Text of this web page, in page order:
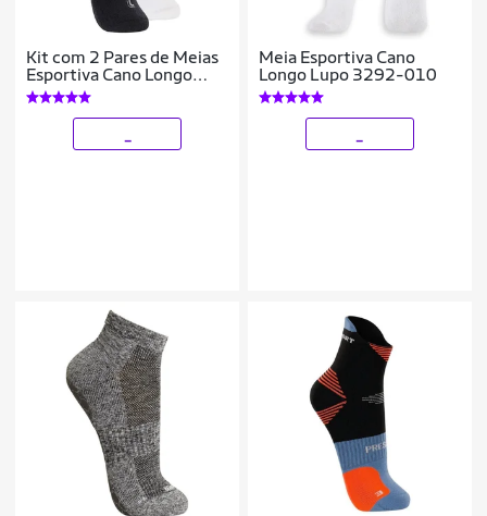
Kit com 2 Pares de Meias
Esportiva Cano Longo
Lupo 3250-001
Meia Esportiva Cano
Longo Lupo 3292-010